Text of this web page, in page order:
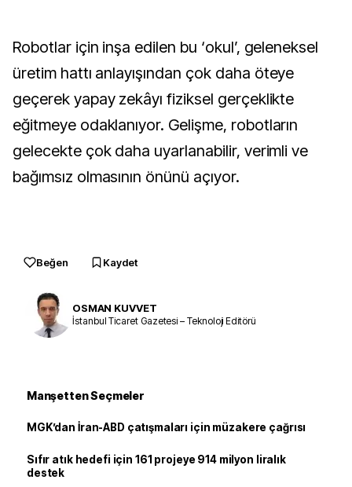
Robotlar için inşa edilen bu ‘okul’, geleneksel
üretim hattı anlayışından çok daha öteye
geçerek yapay zekâyı fiziksel gerçeklikte
eğitmeye odaklanıyor. Gelişme, robotların
gelecekte çok daha uyarlanabilir, verimli ve
bağımsız olmasının önünü açıyor.
Beğen Kaydet
OSMAN KUVVET
İstanbul Ticaret Gazetesi – Teknoloji Editörü
Manşetten Seçmeler
MGK’dan İran-ABD çatışmaları için müzakere çağrısı
Sıfır atık hedefi için 161 projeye 914 milyon liralık
destek